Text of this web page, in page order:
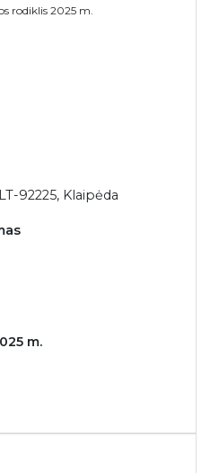
rodiklis 2025 m.
92225, Klaipėda
m.